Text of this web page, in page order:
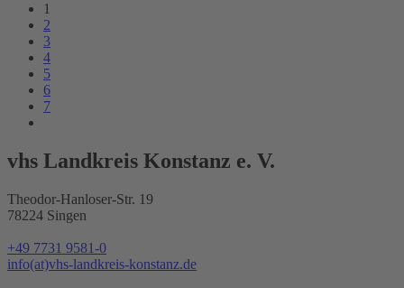
1
2
3
4
5
6
7
vhs Landkreis Konstanz e. V.
Theodor-Hanloser-Str. 19
78224 Singen
+49 7731 9581-0
info(at)vhs-landkreis-konstanz.de